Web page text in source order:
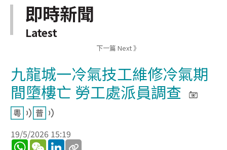
即時新聞
Latest
下一篇 Next 》
九龍城一冷氣技工維修冷氣期
間墮樓亡 勞工處派員調查
19/5/2026 15:19
WhatsApp
WeChatLinkedIn